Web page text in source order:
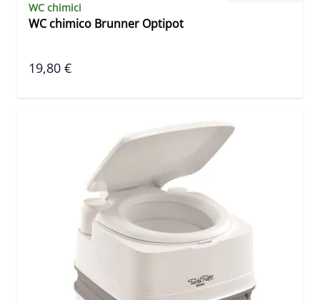
WC chimici
WC chimico Brunner Optipot
19,80 €